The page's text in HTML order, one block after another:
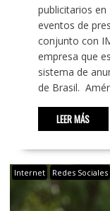
publicitarios en
eventos de
conjunto con
empresa que
sistema de
de Brasil.
LEER MÁS
Internet Redes Sociales